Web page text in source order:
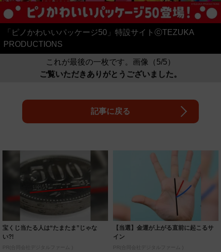
「ピノかわいいパッケージ50」特設サイトⓒTEZUKA
PRODUCTIONS
これが最後の一枚です。画像（5/5）
ご覧いただきありがとうございました。
記事に戻る
宝くじ当たる人は“たまたま”じゃな
い?!
PR(合同会社デジタルファーム )
【当選】金運が上がる直前に起こるサ
イン
PR(合同会社デジタルファーム )